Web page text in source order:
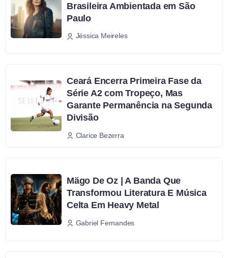
Brasileira Ambientada em São
Paulo
Jéssica Meireles
Ceará Encerra Primeira Fase da
Série A2 com Tropeço, Mas
Garante Permanência na Segunda
Divisão
Clarice Bezerra
Mägo De Oz | A Banda Que
Transformou Literatura E Música
Celta Em Heavy Metal
Gabriel Fernandes